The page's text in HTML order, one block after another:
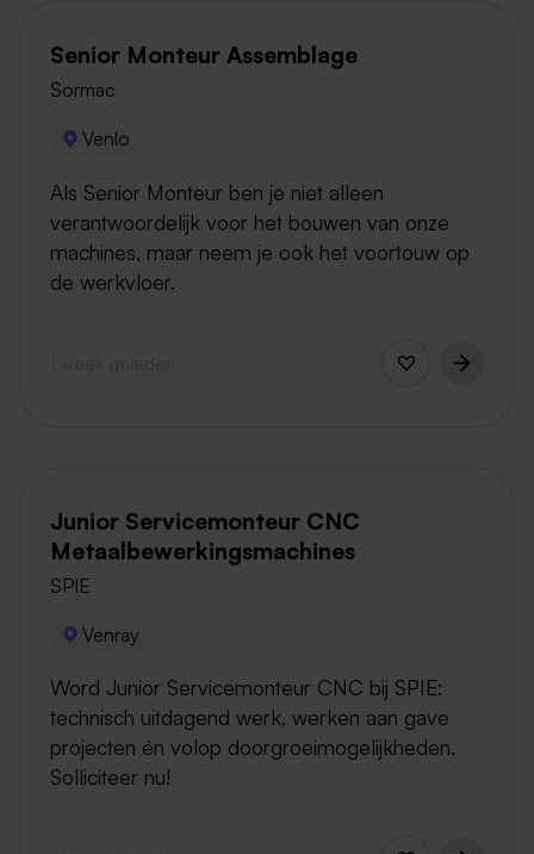
Senior Monteur Assemblage
Sormac
Venlo
Als Senior Monteur ben je niet alleen
verantwoordelijk voor het bouwen van onze
machines, maar neem je ook het voortouw op
de werkvloer.
Junior Servicemonteur CNC
Metaalbewerkingsmachines
SPIE
Venray
Word Junior Servicemonteur CNC bij SPIE:
technisch uitdagend werk, werken aan gave
projecten én volop doorgroeimogelijkheden.
Solliciteer nu!